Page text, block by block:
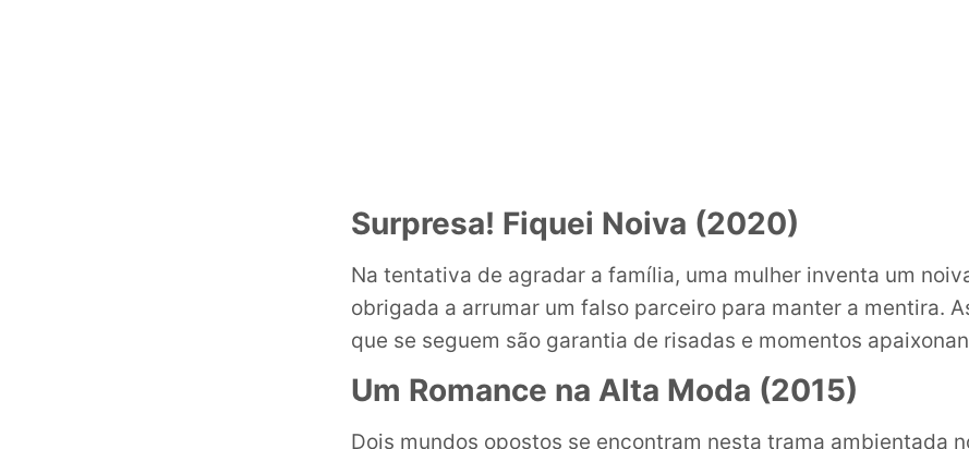
Surpresa! Fiquei Noiva (2020)
Na tentativa de agradar a família, uma mulher inventa um
obrigada a arrumar um falso parceiro para manter a mentira.
que se seguem são garantia de risadas e momentos
Um Romance na Alta Moda (2015)
Dois mundos opostos se encontram nesta trama ambientada